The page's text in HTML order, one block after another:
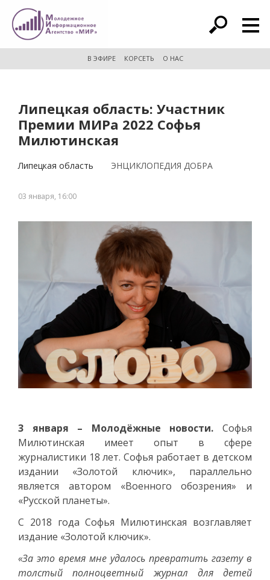
расширенный поиск
В ЭФИРЕ КОРСЕТЬ О НАС
Липецкая область: Участник
Премии МИРа 2022 Софья
Милютинская
Липецкая область ЭНЦИКЛОПЕДИЯ ДОБРА
03 января, 16:00
3 января – Молодёжные новости. Софья
Милютинская имеет опыт в сфере
журналистики 18 лет. Софья работает в детском
издании «Золотой ключик», параллельно
является автором «Военного обозрения» и
«Русской планеты».
С 2018 года Софья Милютинская возглавляет
издание «Золотой ключик».
«За это время мне удалось превратить газету в
толстый полноцветный журнал для детей